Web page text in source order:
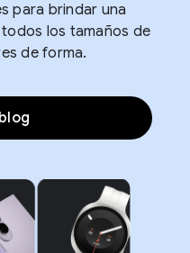
para brindar una
los tamaños de
de forma.